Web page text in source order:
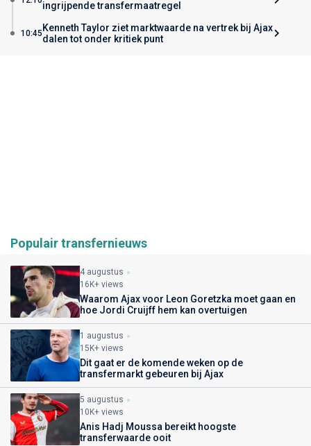
ingrijpende transfermaatregel
10:45 Kenneth Taylor ziet marktwaarde na vertrek bij Ajax
dalen tot onder kritiek punt
Populair transfernieuws
4 augustus
16K+ views
Waarom Ajax voor Leon Goretzka moet gaan en
hoe Jordi Cruijff hem kan overtuigen
1 augustus
15K+ views
Dit gaat er de komende weken op de
transfermarkt gebeuren bij Ajax
5 augustus
10K+ views
Anis Hadj Moussa bereikt hoogste
transferwaarde ooit